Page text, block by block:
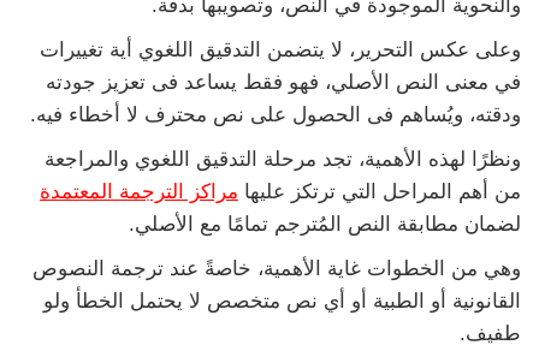
والنحوية الموجودة في النص، وتصويبها بدقة.
وعلى عكس التحرير، لا يتضمن التدقيق اللغوي أية تغييرات
في معنى النص الأصلي، فهو فقط يساعد فى تعزيز جودته
ودقته، ويُساهم فى الحصول على نص محترف لا أخطاء فيه.
ونظرًا لهذه الأهمية، تجد مرحلة التدقيق اللغوي والمراجعة
من أهم المراحل التي ترتكز عليها مراكز الترجمة المعتمدة
لضمان مطابقة النص المُترجم تمامًا مع الأصلي.
وهي من الخطوات غاية الأهمية، خاصةً عند ترجمة النصوص
القانونية أو الطبية أو أي نص متخصص لا يحتمل الخطأ ولو
طفيف.